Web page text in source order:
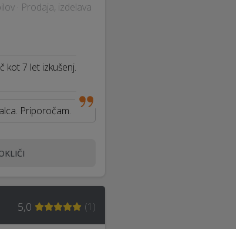
· Prodaja, izdelava
kot 7 let izkušenj.
Priporočam.
5,0 (1 )